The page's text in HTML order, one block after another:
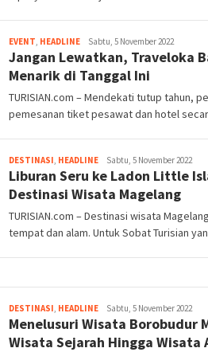
EVENT, HEADLINETim
Redaksi
Sabtu, 5 November 2022
Jangan Lewatkan, Traveloka
Menarik di Tanggal Ini
TURISIAN.com – Mendekati tutup tahun,
pemesanan tiket pesawat dan hotel
DESTINASI, HEADLINETim
Redaksi
Sabtu, 5 November 2022
Liburan Seru ke Ladon Little
Destinasi Wisata Magelang
TURISIAN.com – Destinasi wisata
tempat dan alam. Untuk Sobat Turisian
DESTINASI, HEADLINETim
Redaksi
Sabtu, 5 November 2022
Menelusuri Wisata Borobudur
Wisata Sejarah Hingga Wisata